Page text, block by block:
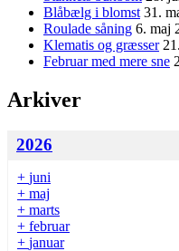
Blåbælg i blomst 31.
Roulade såning 6. maj
Klematis og græsser
Februar med mere sne
Arkiver
2026
+ juni
+ maj
+ marts
+ februar
+ januar